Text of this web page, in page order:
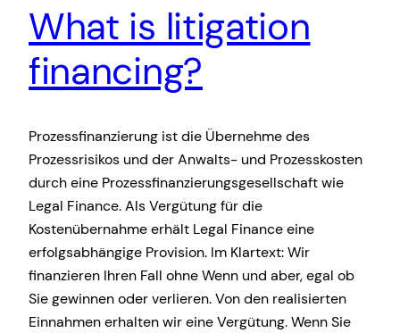
What is litigation
financing?
Prozessfinanzierung ist die Übernehme des
Prozessrisikos und der Anwalts- und Prozesskosten
durch eine Prozessfinanzierungsgesellschaft wie
Legal Finance. Als Vergütung für die
Kostenübernahme erhält Legal Finance eine
erfolgsabhängige Provision. Im Klartext: Wir
finanzieren Ihren Fall ohne Wenn und aber, egal ob
Sie gewinnen oder verlieren. Von den realisierten
Einnahmen erhalten wir eine Vergütung. Wenn Sie